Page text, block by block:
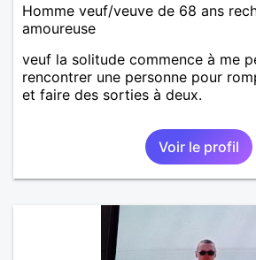
Homme veuf/veuve de 68 ans
amoureuse
veuf la solitude commence à me
rencontrer une personne pour
et faire des sorties à deux.
Voir le profil